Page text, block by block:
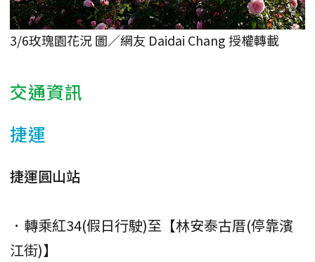
3/6玫瑰園花況 圖／網友 Daidai Chang 授權轉載
交通資訊
捷運
捷運圓山站
．轉乘紅34(假日行駛)至【林安泰古厝(停靠濱
江街)】